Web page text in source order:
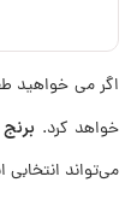
اگر می خواهید
خواهد کرد. برنج
می‌تواند انتخابی